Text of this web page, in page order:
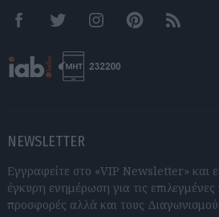
FacebookTwitter InstagramPinterestRSS feeds
NEWSLETTER
Εγγραφείτε στο «VIP Newsletter» και
έγκυρη ενημέρωση για τις επιλεγμένες
προσφορές αλλά και τους